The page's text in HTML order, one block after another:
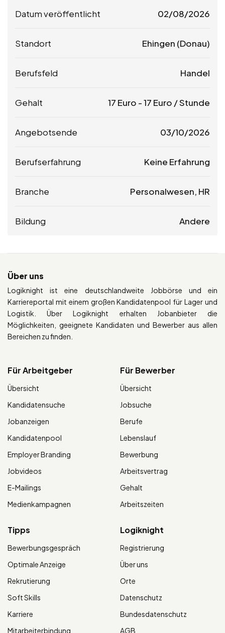
Datum veröffentlicht 02/08/2026
Standort Ehingen (Donau)
Berufsfeld Handel
Gehalt 17 Euro -17 Euro / Stunde
Angebotsende 03/10/2026
Berufserfahrung Keine Erfahrung
Branche Personalwesen, HR
Bildung Andere
Über uns
Logiknight ist eine deutschlandweite Jobbörse und ein
Karriereportal mit einem großen Kandidatenpool für Lager und
Logistik. Über Logiknight erhalten Jobanbieter die
Möglichkeiten, geeignete Kandidaten und Bewerber aus allen
Bereichen zu finden.
Für Arbeitgeber
Übersicht
Kandidatensuche
Jobanzeigen
Kandidatenpool
Employer Branding
Jobvideos
E-Mailings
Medienkampagnen
Für Bewerber
Übersicht
Jobsuche
Berufe
Lebenslauf
Bewerbung
Arbeitsvertrag
Gehalt
Arbeitszeiten
Tipps
Bewerbungsgespräch
Optimale Anzeige
Rekrutierung
Soft Skills
Karriere
Mitarbeiterbindung
Logiknight
Registrierung
Über uns
Orte
Datenschutz
Bundesdatenschutz
AGB